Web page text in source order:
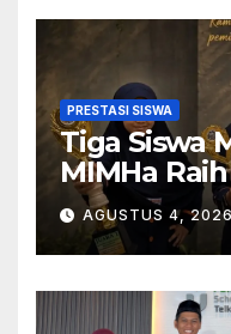
PRESTASI SISWA
Tiga Siswa
MIMHa
Ajang
AGUSTUS 4,